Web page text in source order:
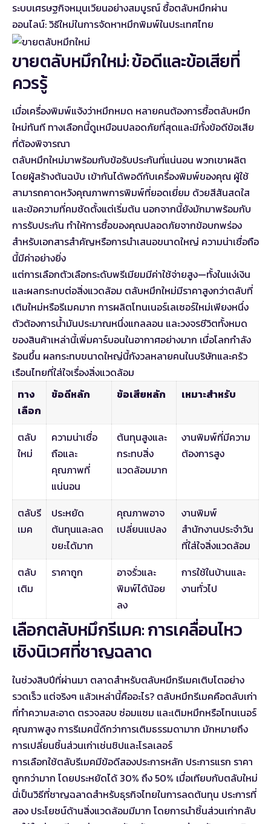
ระบบเศรษฐกิจหมุนเวียนอย่างสมบูรณ์ ซื้อตลับหมึกผ่าน
ออนไลน์: วิธีใหม่ในการจัดหาหมึกพิมพ์ในประเทศไทย
ขายตลับหมึกใหม่: ข้อดีและข้อเสียที่
ควรรู้
เมื่อเครื่องพิมพ์แจ้งว่าหมึกหมด หลายคนต้องการซื้อตลับหมึก
ใหม่ทันที ทางเลือกนี้ดูเหมือนปลอดภัยที่สุดและมีทั้งข้อดีข้อเสีย
ที่ต้องพิจารณา
ตลับหมึกใหม่มาพร้อมกับข้อรับประกันที่แน่นอน พวกเขาผลิต
โดยผู้สร้างต้นฉบับ เข้ากันได้พอดีกับเครื่องพิมพ์ของคุณ ผู้ใช้
สามารถคาดหวังคุณภาพการพิมพ์ที่ยอดเยี่ยม ด้วยสีสันสดใส
และข้อความที่คมชัดตั้งแต่เริ่มต้น นอกจากนี้ยังมักมาพร้อมกับ
การรับประกัน ทำให้การซื้อของคุณปลอดภัยจากข้อบกพร่อง
สำหรับเอกสารสำคัญหรือการนำเสนอขนาดใหญ่ ความน่าเชื่อถือ
นี้มีค่าอย่างยิ่ง
แต่การเลือกตัวเลือกระดับพรีเมียมมีค่าใช้จ่ายสูง—ทั้งในแง่เงิน
และผลกระทบต่อสิ่งแวดล้อม ตลับหมึกใหม่มีราคาสูงกว่าตลับที่
เติมใหม่หรือรีเมคมาก การผลิตโทนเนอร์เลเซอร์ใหม่เพียงหนึ่ง
ตัวต้องการน้ำมันประมาณหนึ่งแกลลอน และวงจรชีวิตทั้งหมด
ของสินค้าเหล่านี้เพิ่มคาร์บอนในอากาศอย่างมาก เมื่อโลกกำลัง
ร้อนขึ้น ผลกระทบขนาดใหญ่นี้กังวลหลายคนในบริษัทและครัว
เรือนไทยที่ใส่ใจเรื่องสิ่งแวดล้อม
ทาง
เลือก
ข้อดีหลัก ข้อเสียหลัก เหมาะสำหรับ
ตลับ
ใหม่
ความน่าเชื่อ
ถือและ
คุณภาพที่
แน่นอน
ต้นทุนสูงและ
กระทบสิ่ง
แวดล้อมมาก
งานพิมพ์ที่มีความ
ต้องการสูง
ตลับรี
เมค
ประหยัด
ต้นทุนและลด
ขยะได้มาก
คุณภาพอาจ
เปลี่ยนแปลง
งานพิมพ์
สำนักงานประจำวัน
ที่ใส่ใจสิ่งแวดล้อม
ตลับ
เติม
ราคาถูก
อาจรั่วและ
พิมพ์ได้น้อย
ลง
การใช้ในบ้านและ
งานทั่วไป
เลือกตลับหมึกรีเมค: การเคลื่อนไหว
เชิงนิเวศที่ชาญฉลาด
ในช่วงสิบปีที่ผ่านมา ตลาดสำหรับตลับหมึกรีเมคเติบโตอย่าง
รวดเร็ว แต่จริงๆ แล้วเหล่านี้คืออะไร? ตลับหมึกรีเมคคือตลับเก่า
ที่ทำความสะอาด ตรวจสอบ ซ่อมแซม และเติมหมึกหรือโทนเนอร์
คุณภาพสูง การรีเมคนี้ดีกว่าการเติมธรรมดามาก มักหมายถึง
การเปลี่ยนชิ้นส่วนเก่าเช่นชิปและโรลเลอร์
การเลือกใช้ตลับรีเมคมีข้อดีสองประการหลัก ประการแรก ราคา
ถูกกว่ามาก โดยประหยัดได้ 30% ถึง 50% เมื่อเทียบกับตลับใหม่
นี่เป็นวิธีที่ชาญฉลาดสำหรับธุรกิจไทยในการลดต้นทุน ประการที่
สอง ประโยชน์ด้านสิ่งแวดล้อมมีมาก โดยการนำชิ้นส่วนเก่ากลับ